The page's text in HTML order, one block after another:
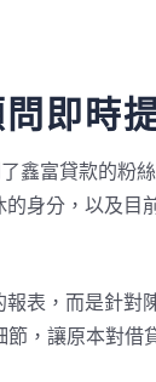
即時
鑫富貸款的粉
身分，以及目
表，而是針對
，讓原本對借